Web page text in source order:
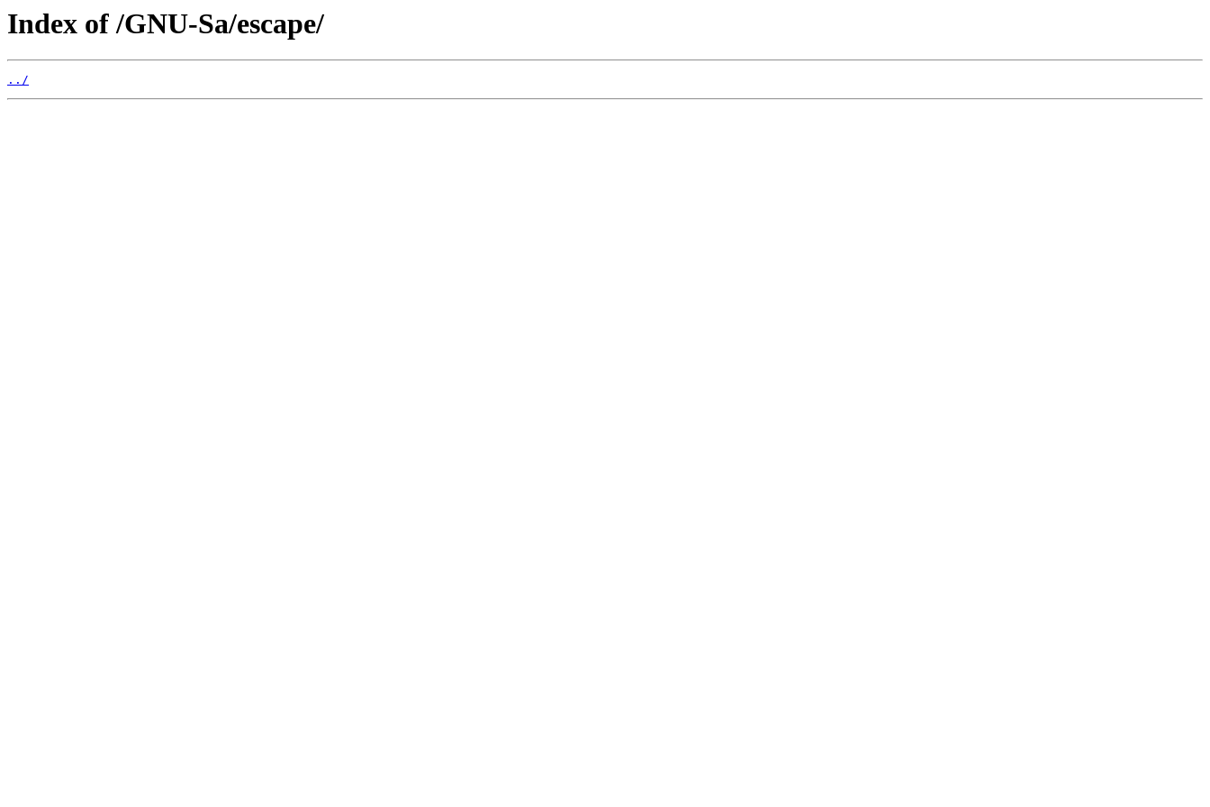
Index of /GNU-Sa/escape/
../